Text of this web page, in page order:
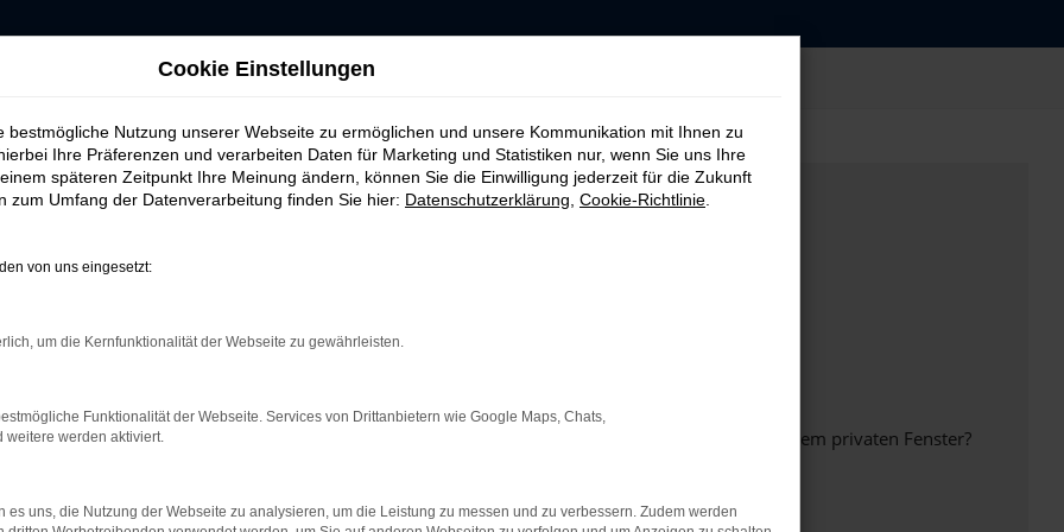
bestimmter Seiten verhindern. Funktioniert die Seite in einem anderen Browser oder in einem privaten Fenster?
beheben.
Cookie Einstellungen
bestmögliche Nutzung unserer Webseite zu ermöglichen und unsere Kommunikation mit Ihnen zu
Ihre Präferenzen und verarbeiten Daten für Marketing und Statistiken nur, wenn Sie uns Ihre
späteren Zeitpunkt Ihre Meinung ändern, können Sie die Einwilligung jederzeit für die Zukunft
zum Umfang der Datenverarbeitung finden Sie hier: Datenschutzerklärung Cookie-Richtlinie
von uns eingesetzt:
um die Kernfunktionalität der Webseite zu gewährleisten.
Funktionalität der Webseite. Services von Drittanbietern wie Google Maps, Chats,
weitere werden aktiviert.
es uns, die Nutzung der Webseite zu analysieren, um die Leistung zu messen und zu verbessern. Zudem werden